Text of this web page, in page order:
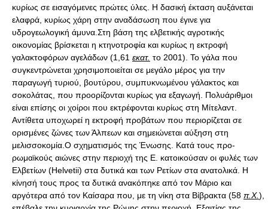
κυρίως σε εισαγόμενες πρώτες ύλες. Η δασική έκταση αυξάνεται
ελαφρά, κυρίως χάρη στην αναδάσωση που έγινε για
υδρογεωλογική άμυνα.Στη βάση της ελβετικής αγροτικής
οικονομίας βρίσκεται η κτηνοτροφία και κυρίως η εκτροφή
γαλακτοφόρων αγελάδων (1,61 εκατ. το 2001). Το γάλα που
συγκεντρώνεται χρησιμοποιείται σε μεγάλο μέρος για την
παραγωγή τυριού, βουτύρου, συμπυκνωμένου γάλακτος και
σοκολάτας, που προορίζονται κυρίως για εξαγωγή. Πολυάριθμοι
είναι επίσης οι χοίροι που εκτρέφονται κυρίως στη Μίτελαντ.
Αντίθετα υποχωρεί η εκτροφή προβάτων που περιορίζεται σε
ορισμένες ζώνες των Άλπεων και σημειώνεται αύξηση στη
μελισσοκομία.Ο σχηματισμός της Ένωσης. Κατά τους προ-
ρωμαϊκούς αιώνες στην περιοχή της Ε. κατοικούσαν οι φυλές των
Ελβετίων (Ηelvetii) στα δυτικά και των Ρετίων στα ανατολικά. Η
κίνησή τους προς τα δυτικά ανακόπηκε από τον Μάριο και
αργότερα από τον Καίσαρα που, με τη νίκη στα Βίβρακτα (58 π.Χ.),